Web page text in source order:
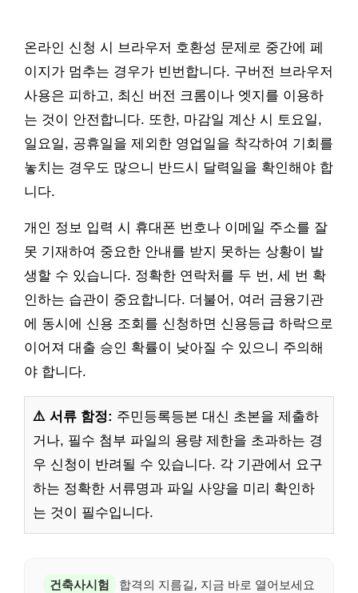
온라인 신청 시 브라우저 호환성 문제로 중간에 페
이지가 멈추는 경우가 빈번합니다. 구버전 브라우저
사용은 피하고, 최신 버전 크롬이나 엣지를 이용하
는 것이 안전합니다. 또한, 마감일 계산 시 토요일,
일요일, 공휴일을 제외한 영업일을 착각하여 기회를
놓치는 경우도 많으니 반드시 달력일을 확인해야 합
니다.
개인 정보 입력 시 휴대폰 번호나 이메일 주소를 잘
못 기재하여 중요한 안내를 받지 못하는 상황이 발
생할 수 있습니다. 정확한 연락처를 두 번, 세 번 확
인하는 습관이 중요합니다. 더불어, 여러 금융기관
에 동시에 신용 조회를 신청하면 신용등급 하락으로
이어져 대출 승인 확률이 낮아질 수 있으니 주의해
야 합니다.
⚠️ 서류 함정: 주민등록등본 대신 초본을 제출하
거나, 필수 첨부 파일의 용량 제한을 초과하는 경
우 신청이 반려될 수 있습니다. 각 기관에서 요구
하는 정확한 서류명과 파일 사양을 미리 확인하
는 것이 필수입니다.
건축사시험
합격의 지름길, 지금 바로 열어보세요